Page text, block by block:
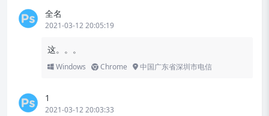
全名
2021-03-12 20:05:19
这。。。
Windows Chrome 中国广东省深圳市电信
1
2021-03-12 20:03:33